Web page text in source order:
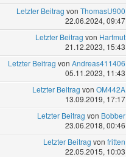
Letzter Beitrag von ThomasU900
22.06.2024, 09:47
Letzter Beitrag von Hartmut
21.12.2023, 15:43
Letzter Beitrag von Andreas411406
05.11.2023, 11:43
Letzter Beitrag von OM442A
13.09.2019, 17:17
Letzter Beitrag von Bobber
23.06.2018, 00:46
Letzter Beitrag von fritten
22.05.2015, 10:03